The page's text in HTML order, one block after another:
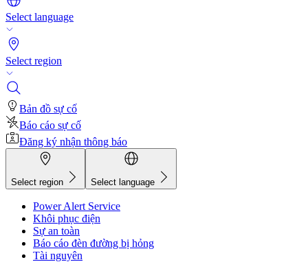
Select language
Select region
Bản đồ sự cố
Báo cáo sự cố
Đăng ký nhận thông báo
Select region Select language
Power Alert Service
Khôi phục điện
Sự an toàn
Báo cáo đèn đường bị hỏng
Tài nguyên